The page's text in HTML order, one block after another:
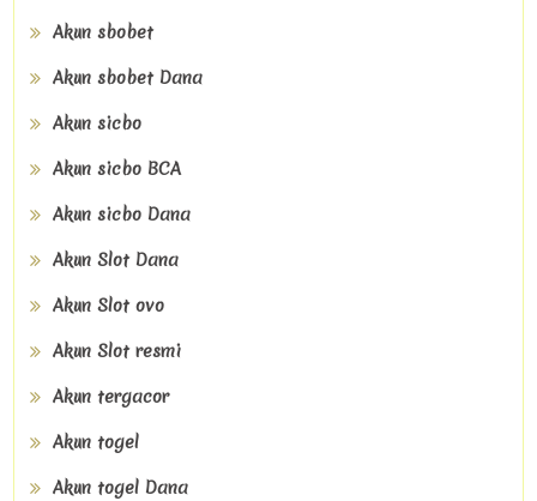
Akun sbobet
Akun sbobet Dana
Akun sicbo
Akun sicbo BCA
Akun sicbo Dana
Akun Slot Dana
Akun Slot ovo
Akun Slot resmi
Akun tergacor
Akun togel
Akun togel Dana